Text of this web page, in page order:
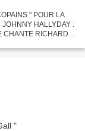
" POUR LA
HALLYDAY :
CHANTE RICHARD